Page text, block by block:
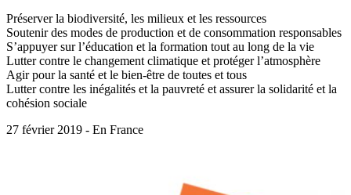
Préserver la biodiversité, les milieux et les ressources
Soutenir des modes de production et de consommation responsables
S’appuyer sur l’éducation et la formation tout au long de la vie
Lutter contre le changement climatique et protéger l’atmosphère
Agir pour la santé et le bien-être de toutes et tous
Lutter contre les inégalités et la pauvreté et assurer la solidarité et la
cohésion sociale
27 février 2019 - En France